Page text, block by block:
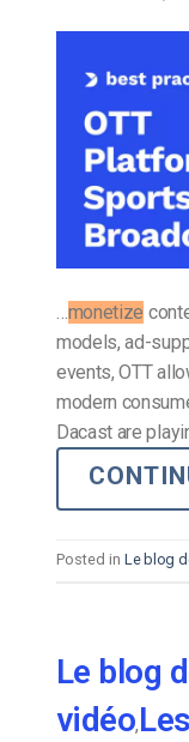
…monetize
models, ad-
events, OTT
modern
Dacast are
Posted in Le blog
Le blog
vidéo,